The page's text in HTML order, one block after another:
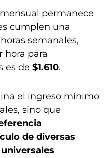
permanece
cumplen una
semanales,
hora para
es de $1.610.
el ingreso mínimo
sino que
de diversas